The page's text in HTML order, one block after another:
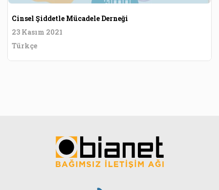
Cinsel Şiddetle Mücadele Derneği
23 Kasım 2021
Türkçe